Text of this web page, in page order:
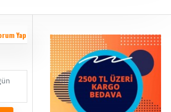
Yap